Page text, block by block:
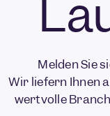
Melden Sie
Wir liefern Ihnen
wertvolle